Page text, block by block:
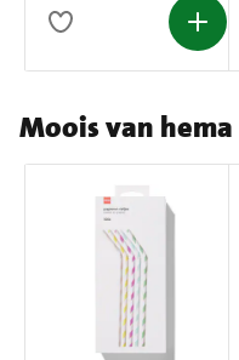
Moois van hema